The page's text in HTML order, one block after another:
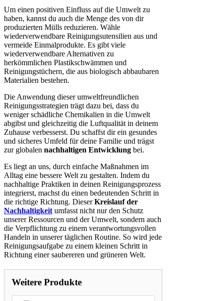
Um einen positiven Einfluss auf die Umwelt zu
haben, kannst du auch die Menge des von dir
produzierten Mülls reduzieren. Wähle
wiederverwendbare Reinigungsutensilien aus und
vermeide Einmalprodukte. Es gibt viele
wiederverwendbare Alternativen zu
herkömmlichen Plastikschwämmen und
Reinigungstüchern, die aus biologisch abbaubaren
Materialien bestehen.
Die Anwendung dieser umweltfreundlichen
Reinigungsstrategien trägt dazu bei, dass du
weniger schädliche Chemikalien in die Umwelt
abgibst und gleichzeitig die Luftqualität in deinem
Zuhause verbesserst. Du schaffst dir ein gesundes
und sicheres Umfeld für deine Familie und trägst
zur globalen nachhaltigen Entwicklung bei.
Es liegt an uns, durch einfache Maßnahmen im
Alltag eine bessere Welt zu gestalten. Indem du
nachhaltige Praktiken in deinen Reinigungsprozess
integrierst, machst du einen bedeutenden Schritt in
die richtige Richtung. DieserKreislauf der
Nachhaltigkeit umfasst nicht nur den Schutz
unserer Ressourcen und der Umwelt, sondern auch
die Verpflichtung zu einem verantwortungsvollen
Handeln in unserer täglichen Routine. So wird jede
Reinigungsaufgabe zu einem kleinen Schritt in
Richtung einer saubereren und grüneren Welt.
Weitere Produkte